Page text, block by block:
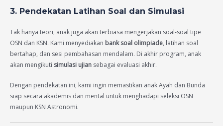
3. Pendekatan Latihan Soal dan Simulasi
Tak hanya teori, anak juga akan terbiasa mengerjakan soal-soal tipe
OSN dan KSN. Kami menyediakan bank soal olimpiade, latihan soal
bertahap, dan sesi pembahasan mendalam. Di akhir program, anak
akan mengikuti simulasi ujian sebagai evaluasi akhir.
Dengan pendekatan ini, kami ingin memastikan anak Ayah dan Bunda
siap secara akademis dan mental untuk menghadapi seleksi OSN
maupun KSN Astronomi.